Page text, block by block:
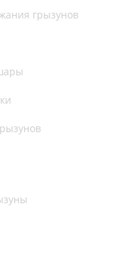
грызунов